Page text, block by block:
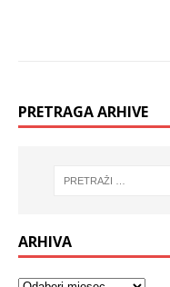
PRETRAGA ARHIVE
ARHIVA